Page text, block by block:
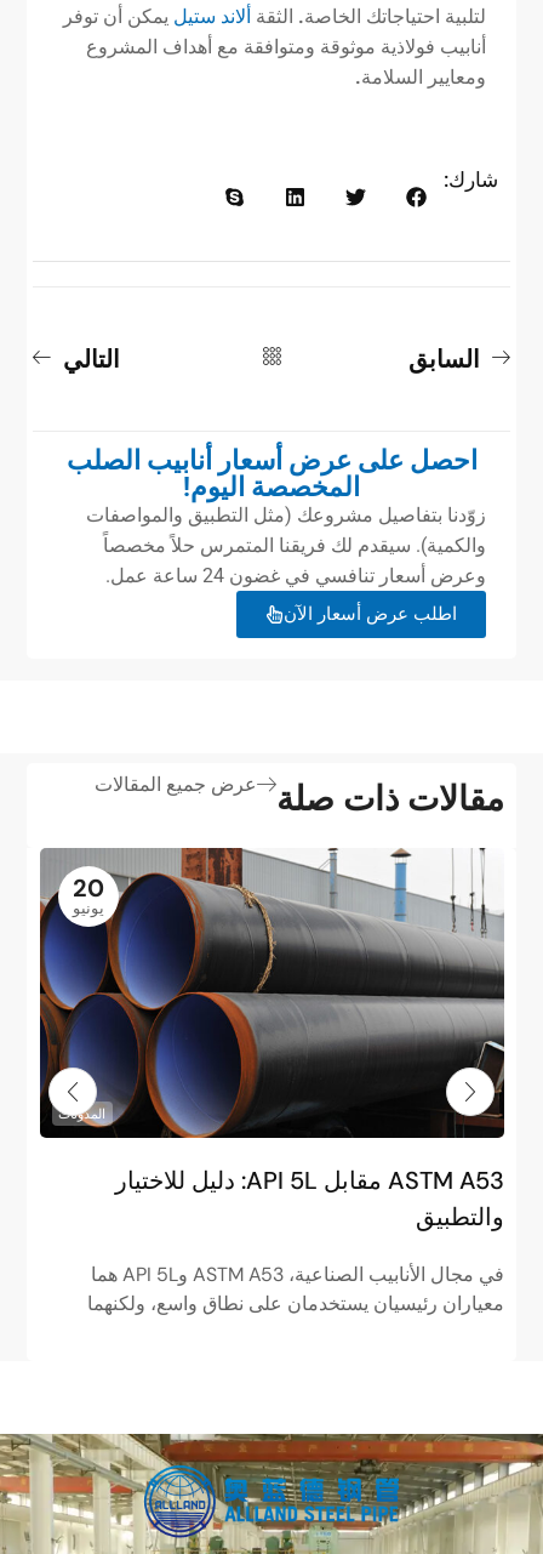
لتلبية احتياجاتك الخاصة. الثقة ألاند ستيل يمكن أن توفر
أنابيب فولاذية موثوقة ومتوافقة مع أهداف المشروع
ومعايير السلامة.
شارك:
السابق التالي
احصل على عرض أسعار أنابيب الصلب
المخصصة اليوم!
زوّدنا بتفاصيل مشروعك (مثل التطبيق والمواصفات
والكمية). سيقدم لك فريقنا المتمرس حلاً مخصصاً
وعرض أسعار تنافسي في غضون 24 ساعة عمل.
اطلب عرض أسعار الآن
مقالات ذات صلة عرض جميع المقالات
20
يونيو
المدونات
ASTM A53 مقابل API 5L: دليل للاختيار
والتطبيق
في مجال الأنابيب الصناعية، ASTM A53 وAPI 5L هما
معياران رئيسيان يستخدمان على نطاق واسع، ولكنهما